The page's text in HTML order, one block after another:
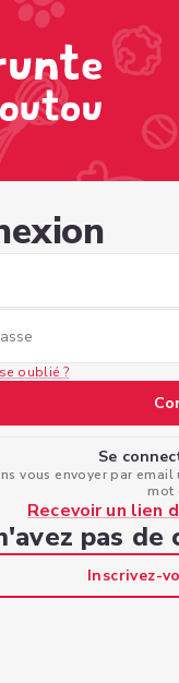
oublié ?
Se
vous envoyer par
mot
Recevoir un lien
pas de
Inscrivez-
dd7ffa35893f